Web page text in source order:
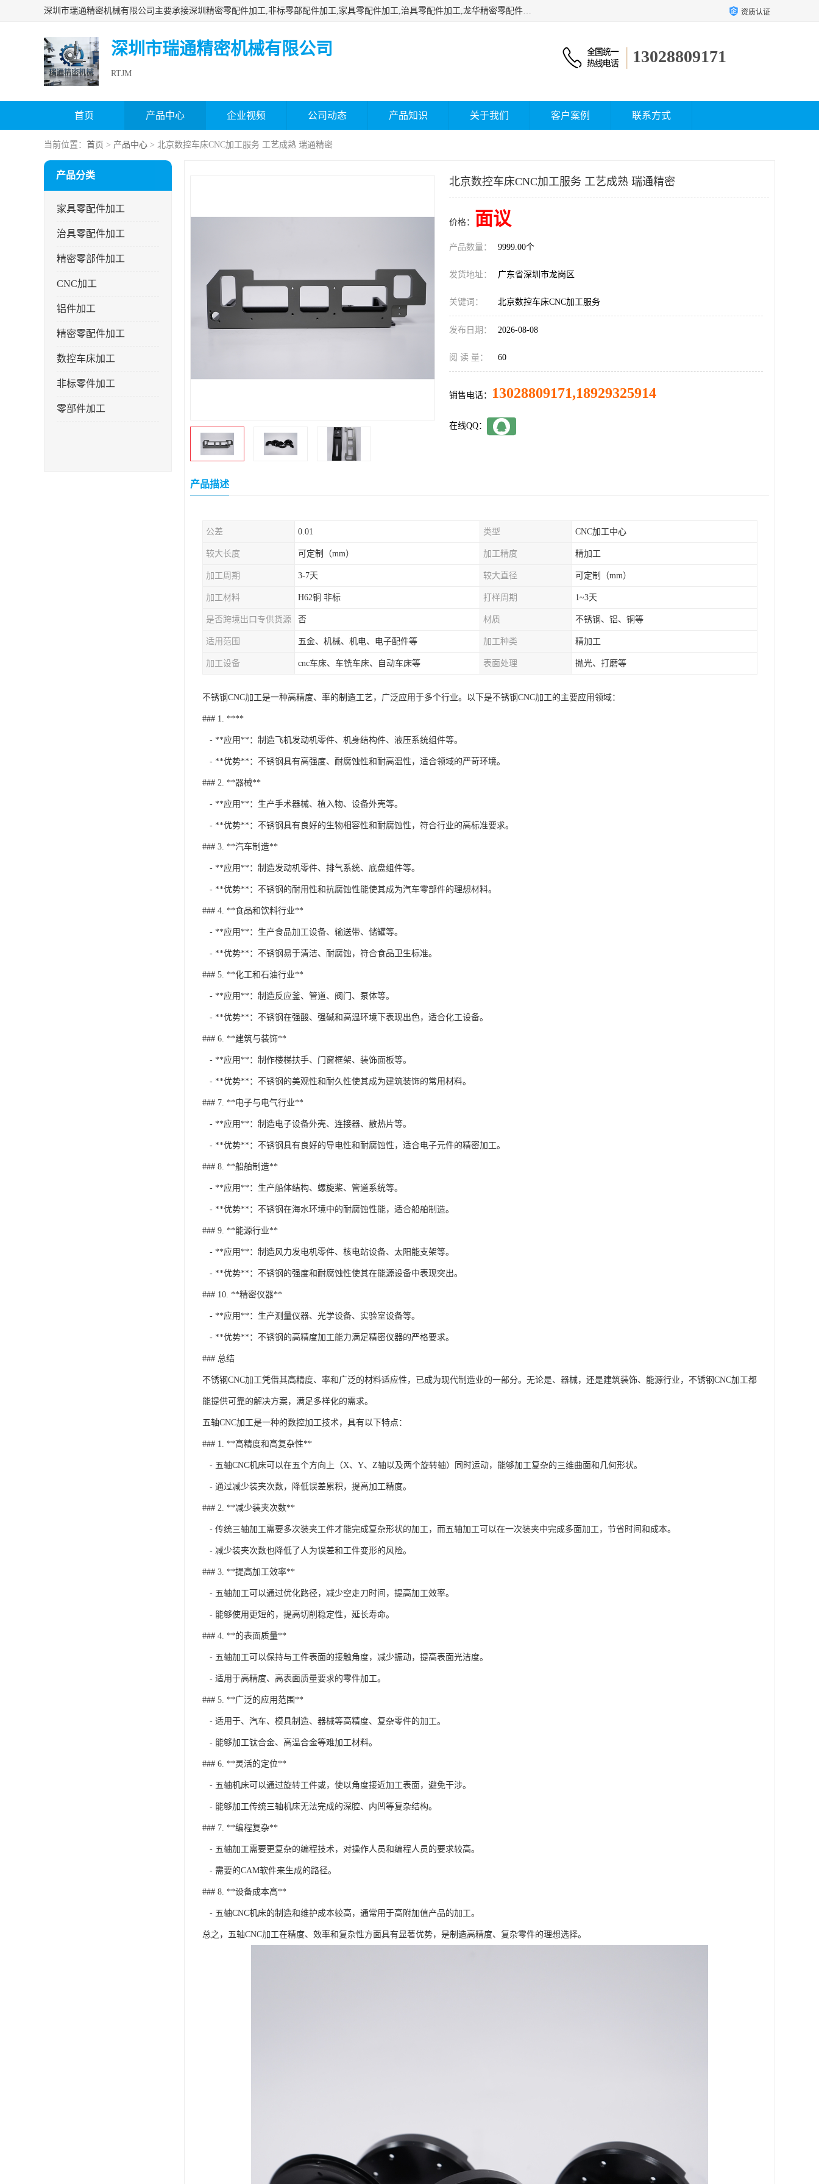
深圳市瑞通精密机械有限公司主要承接深圳精密零配件加工,非标零部配件加工,家具零配件加工,治具零配件加工,龙华精密零配件加工等各种各种精密机械加工，欢迎来来电咨询！ 资质认证
深圳市瑞通精密机械有限公司
RTJM
13028809171
首页 产品中心 企业视频 公司动态 产品知识 关于我们 客户案例 联系方式
当前位置： 首页 > 产品中心 > 北京数控车床CNC加工服务 工艺成熟 瑞通精密
产品分类
家具零配件加工
治具零配件加工
精密零部件加工
CNC加工
铝件加工
精密零配件加工
数控车床加工
非标零件加工
零部件加工
北京数控车床CNC加工服务 工艺成熟 瑞通精密
价格： 面议
产品数量： 9999.00个
发货地址： 广东省深圳市龙岗区
关键词： 北京数控车床CNC加工服务
发布日期： 2026-08-08
阅 读 量： 60
销售电话： 13028809171,18929325914
在线QQ：
产品描述
公差 0.01 类型 CNC加工中心
较大长度 可定制（mm） 加工精度 精加工
加工周期 3-7天 较大直径 可定制（mm）
加工材料 H62铜 非标 打样周期 1~3天
是否跨境出口专供货源 否 材质 不锈钢、铝、铜等
适用范围 五金、机械、机电、电子配件等 加工种类 精加工
加工设备 cnc车床、车铣车床、自动车床等 表面处理 抛光、打磨等
不锈钢CNC加工是一种高精度、率的制造工艺，广泛应用于多个行业。以下是不锈钢CNC加工的主要应用领域：
### 1. ****
- **应用**：制造飞机发动机零件、机身结构件、液压系统组件等。
- **优势**：不锈钢具有高强度、耐腐蚀性和耐高温性，适合领域的严苛环境。
### 2. **器械**
- **应用**：生产手术器械、植入物、设备外壳等。
- **优势**：不锈钢具有良好的生物相容性和耐腐蚀性，符合行业的高标准要求。
### 3. **汽车制造**
- **应用**：制造发动机零件、排气系统、底盘组件等。
- **优势**：不锈钢的耐用性和抗腐蚀性能使其成为汽车零部件的理想材料。
### 4. **食品和饮料行业**
- **应用**：生产食品加工设备、输送带、储罐等。
- **优势**：不锈钢易于清洁、耐腐蚀，符合食品卫生标准。
### 5. **化工和石油行业**
- **应用**：制造反应釜、管道、阀门、泵体等。
- **优势**：不锈钢在强酸、强碱和高温环境下表现出色，适合化工设备。
### 6. **建筑与装饰**
- **应用**：制作楼梯扶手、门窗框架、装饰面板等。
- **优势**：不锈钢的美观性和耐久性使其成为建筑装饰的常用材料。
### 7. **电子与电气行业**
- **应用**：制造电子设备外壳、连接器、散热片等。
- **优势**：不锈钢具有良好的导电性和耐腐蚀性，适合电子元件的精密加工。
### 8. **船舶制造**
- **应用**：生产船体结构、螺旋桨、管道系统等。
- **优势**：不锈钢在海水环境中的耐腐蚀性能，适合船舶制造。
### 9. **能源行业**
- **应用**：制造风力发电机零件、核电站设备、太阳能支架等。
- **优势**：不锈钢的强度和耐腐蚀性使其在能源设备中表现突出。
### 10. **精密仪器**
- **应用**：生产测量仪器、光学设备、实验室设备等。
- **优势**：不锈钢的高精度加工能力满足精密仪器的严格要求。
### 总结
不锈钢CNC加工凭借其高精度、率和广泛的材料适应性，已成为现代制造业的一部分。无论是、器械，还是建筑装饰、能源行业，不锈钢CNC加工都
能提供可靠的解决方案，满足多样化的需求。
五轴CNC加工是一种的数控加工技术，具有以下特点：
### 1. **高精度和高复杂性**
- 五轴CNC机床可以在五个方向上（X、Y、Z轴以及两个旋转轴）同时运动，能够加工复杂的三维曲面和几何形状。
- 通过减少装夹次数，降低误差累积，提高加工精度。
### 2. **减少装夹次数**
- 传统三轴加工需要多次装夹工件才能完成复杂形状的加工，而五轴加工可以在一次装夹中完成多面加工，节省时间和成本。
- 减少装夹次数也降低了人为误差和工件变形的风险。
### 3. **提高加工效率**
- 五轴加工可以通过优化路径，减少空走刀时间，提高加工效率。
- 能够使用更短的，提高切削稳定性，延长寿命。
### 4. **的表面质量**
- 五轴加工可以保持与工件表面的接触角度，减少振动，提高表面光洁度。
- 适用于高精度、高表面质量要求的零件加工。
### 5. **广泛的应用范围**
- 适用于、汽车、模具制造、器械等高精度、复杂零件的加工。
- 能够加工钛合金、高温合金等难加工材料。
### 6. **灵活的定位**
- 五轴机床可以通过旋转工件或，使以角度接近加工表面，避免干涉。
- 能够加工传统三轴机床无法完成的深腔、内凹等复杂结构。
### 7. **编程复杂**
- 五轴加工需要更复杂的编程技术，对操作人员和编程人员的要求较高。
- 需要的CAM软件来生成的路径。
### 8. **设备成本高**
- 五轴CNC机床的制造和维护成本较高，通常用于高附加值产品的加工。
总之，五轴CNC加工在精度、效率和复杂性方面具有显著优势，是制造高精度、复杂零件的理想选择。